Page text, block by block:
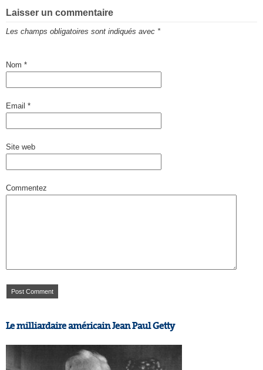
Laisser un commentaire
Les champs obligatoires sont indiqués avec *
Nom *
Email *
Site web
Commentez
Le milliardaire américain Jean Paul Getty